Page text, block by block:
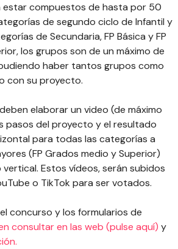
estar compuestos de hasta por 50
de segundo ciclo de Infantil y
de Secundaria, FP Básica y FP
los grupos son de un máximo de
haber tantos grupos como
con su proyecto.
elaborar un video (de máximo
pasos del proyecto y el resultado
para todas las categorías a
(FP Grados medio y Superior)
Estos vídeos, serán subidos
o TikTok para ser votados.
concurso y los formularios de
consultar en las web (pulse aquí) y